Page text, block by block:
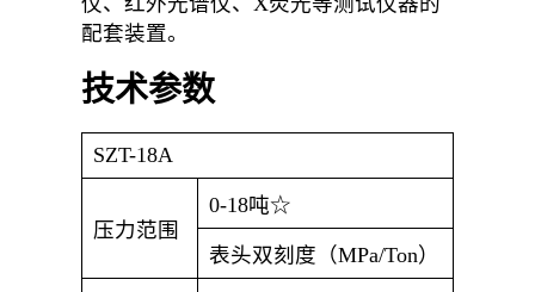
配套装置。
技术参数
SZT-18A
压力范围
0-18吨☆
表头双刻度（MPa/Ton）